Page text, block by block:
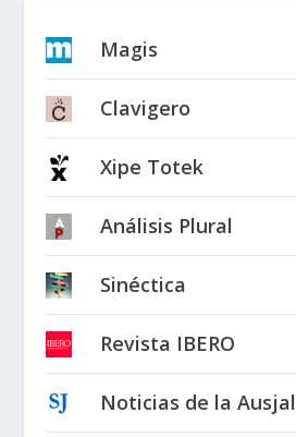
Magis
Clavigero
Xipe Totek
Análisis Plural
Sinéctica
Revista IBERO
Noticias de la Ausjal